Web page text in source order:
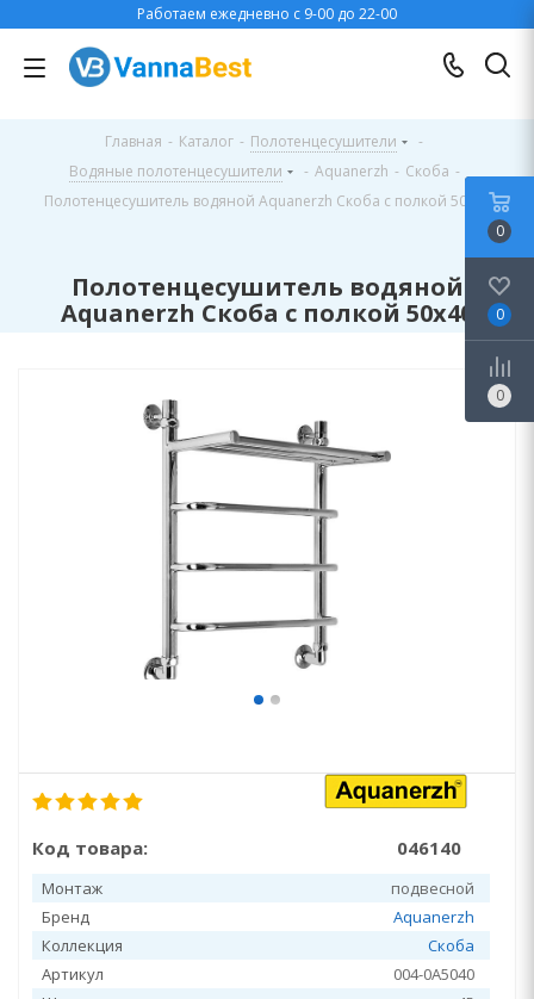
Работаем ежедневно с 9-00 до 22-00
Главная - Каталог - Полотенцесушители
-
Водяные полотенцесушители
- Aquanerzh - Скоба -
Полотенцесушитель водяной Aquanerzh Скоба с полкой 50х40
Полотенцесушитель водяной
Aquanerzh Скоба с полкой 50х40
Код товара: 046140
Монтаж
подвесной
Бренд
Aquanerzh
Коллекция
Скоба
Артикул
004-0A5040
0
0
0